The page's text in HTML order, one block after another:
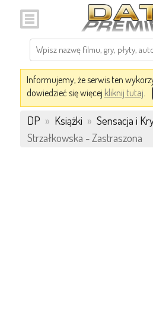
Informujemy, że serwis ten
dowiedzieć się więcej kliknij tutaj.
DP » Książki » Sensacja i
Strzałkowska - Zastraszona